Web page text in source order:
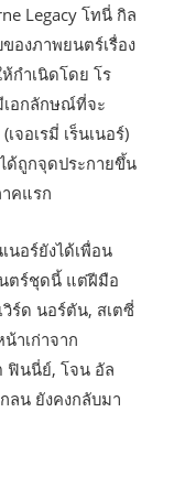
Legacy โทนี่ กิล
องภาพยนตร์เรื่อง
กำเนิดโดย โร
เอกลักษณ์ที่จะ
จอเรมี่ เร็นเนอร์)
ด้ถูกจุดประกายขึ้น
คแรก
นอร์ยังได้เพื่อน
ตร์ชุดนี้ แต่ฝีมือ
วิร์ด นอร์ตัน, สเตซี่
าเก่าจาก
ฟินนี่ย์, โจน อัล
ลน ยังคงกลับมา